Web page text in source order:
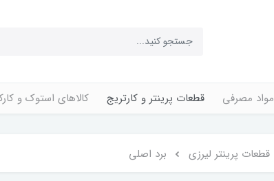
مواد مصرفی قطعات پرینتر و کارتریج کالاهای استوک و
قطعات پرینتر لیرزی برد اصلی